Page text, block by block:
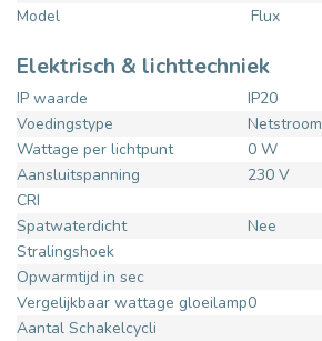
Model
Flux
Elektrisch & lichttechniek
IP waarde
IP20
Voedingstype
Netstroom
Wattage per lichtpunt
0 W
Aansluitspanning
230 V
CRI
Spatwaterdicht
Nee
Stralingshoek
Opwarmtijd in sec
Vergelijkbaar wattage gloeilamp0
Aantal Schakelcycli